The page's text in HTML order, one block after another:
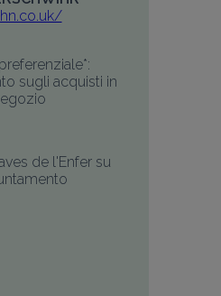
sugli acquisti in
de l'Enfer su